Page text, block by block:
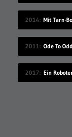
2014 Mit Tarn-
2011 Ode To
2017